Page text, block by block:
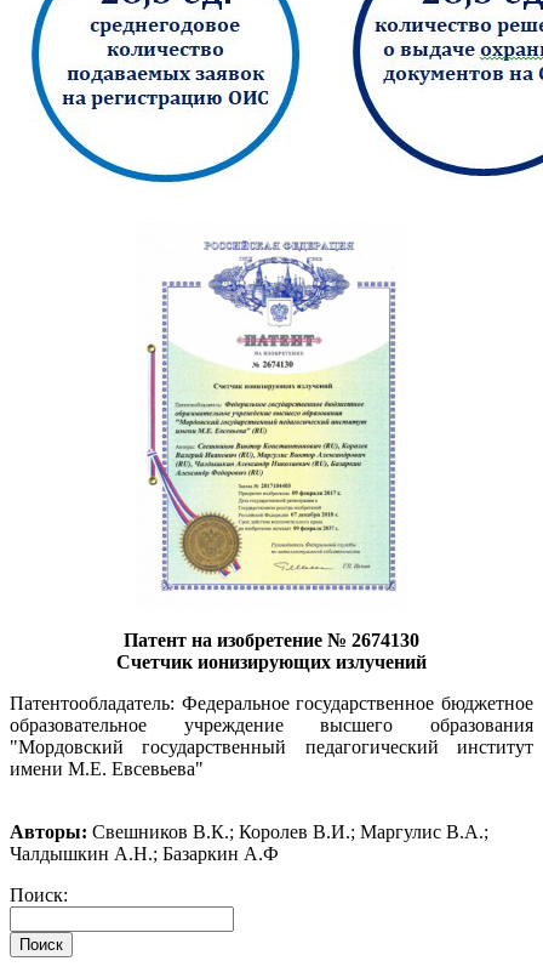
Патент на изобретение № 2674130
Счетчик ионизирующих излучений
Патентообладатель: Федеральное государственное бюджетное
образовательное учреждение высшего образования
"Мордовский государственный педагогический институт
имени М.Е. Евсевьева"
Авторы: Свешников В.К.; Королев В.И.; Маргулис В.А.;
Чалдышкин А.Н.; Базаркин А.Ф
Поиск:
Поиск